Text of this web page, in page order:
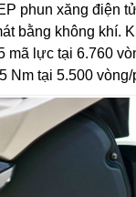
phun xăng điện
bằng không khí.
mã lực tại 6.760
Nm tại 5.500 vòng/